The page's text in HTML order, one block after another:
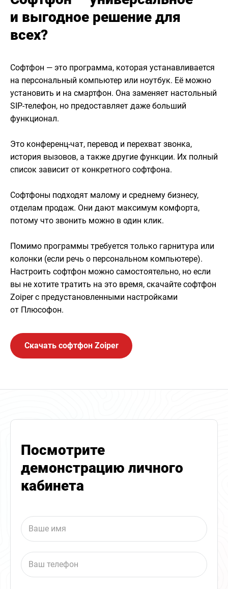
и выгодное решение для
всех?
Софтфон — это программа, которая устанавливается
на персональный компьютер или ноутбук. Её можно
установить и на смартфон. Она заменяет настольный
SIP-телефон, но предоставляет даже больший
функционал.
Это конференц-чат, перевод и перехват звонка,
история вызовов, а также другие функции. Их полный
список зависит от конкретного софтфона.
Софтфоны подходят малому и среднему бизнесу,
отделам продаж. Они дают максимум комфорта,
потому что звонить можно в один клик.
Помимо программы требуется только гарнитура или
колонки (если речь о персональном компьютере).
Настроить софтфон можно самостоятельно, но если
вы не хотите тратить на это время, скачайте софтфон
Zoiper с предустановленными настройками
от Плюсофон.
Скачать софтфон Zoiper
Посмотрите
демонстрацию личного
кабинета